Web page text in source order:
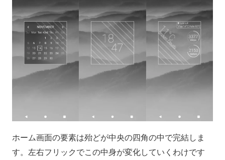
ホーム画面の要素は殆どが中央の四角の中で完結しま
す。左右フリックでこの中身が変化していくわけです